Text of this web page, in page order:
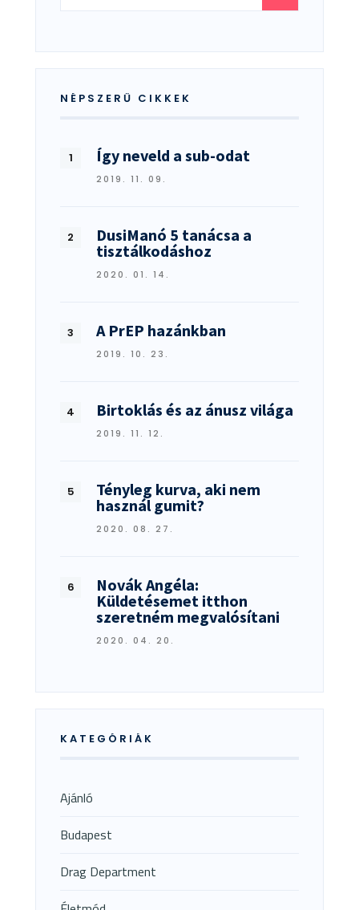
NÉPSZERŰ CIKKEK
Így neveld a sub-odat
2019. 11. 09.
DusiManó 5 tanácsa a
tisztálkodáshoz
2020. 01. 14.
A PrEP hazánkban
2019. 10. 23.
Birtoklás és az ánusz világa
2019. 11. 12.
Tényleg kurva, aki nem
használ gumit?
2020. 08. 27.
Novák Angéla:
Küldetésemet itthon
szeretném megvalósítani
2020. 04. 20.
KATEGÓRIÁK
Ajánló
Budapest
Drag Department